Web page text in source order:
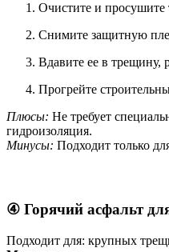
Очистите и просушите
Снимите защитную
Вдавите ее в трещину,
Прогрейте
Плюсы: Не требует
гидроизоляция.
Минусы: Подходит только
④ Горячий асфальт
Подходит для: крупных